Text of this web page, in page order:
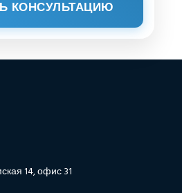
КОНСУЛЬТАЦИЮ
14, офис 31